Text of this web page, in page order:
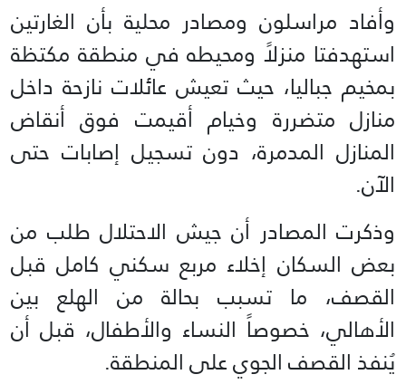
وأفاد مراسلون ومصادر محلية بأن الغارتين
استهدفتا منزلاً ومحيطه في منطقة مكتظة
بمخيم جباليا، حيث تعيش عائلات نازحة داخل
منازل متضررة وخيام أقيمت فوق أنقاض
المنازل المدمرة، دون تسجيل إصابات حتى
الآن.
وذكرت المصادر أن جيش الاحتلال طلب من
بعض السكان إخلاء مربع سكني كامل قبل
القصف، ما تسبب بحالة من الهلع بين
الأهالي، خصوصاً النساء والأطفال، قبل أن
يُنفذ القصف الجوي على المنطقة.